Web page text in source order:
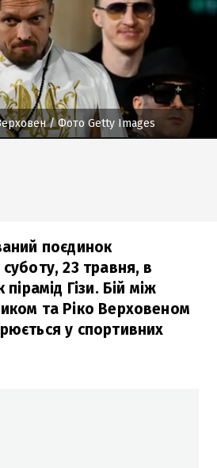
/ Фото Getty Images
поєдинок
23 травня, в
пірамід Гізи. Бій між
та Ріко Верховеном
у спортивних